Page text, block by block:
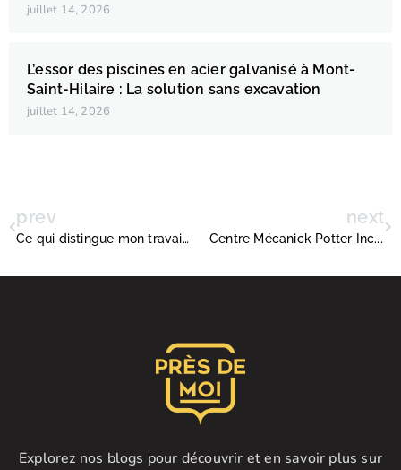
juillet 14, 2026
L’essor des piscines en acier galvanisé à Mont-
Saint-Hilaire : La solution sans excavation
juillet 14, 2026
prev
Ce qui distingue mon travail de notaire et conseiller juridique à Sorel-Tracy
next
Centre Mécanick Potter Inc., le garage de référence à Saint-Jean-sur-Richelieu pour tous vos besoins automobiles
Explorez nos blogs pour découvrir et en savoir plus sur